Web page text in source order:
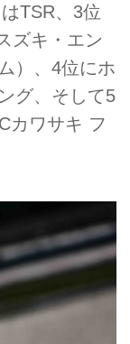
TSR、3位
ズキ・エン
）、4位にホ
グ、そして5
カワサキ フ